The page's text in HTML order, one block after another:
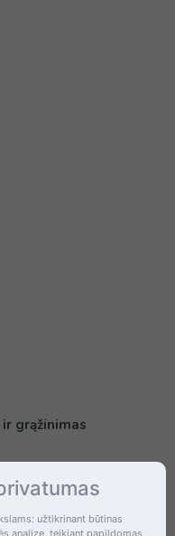
grąžinimas
užtikrinant būtinas
analizę, teikiant papildomas